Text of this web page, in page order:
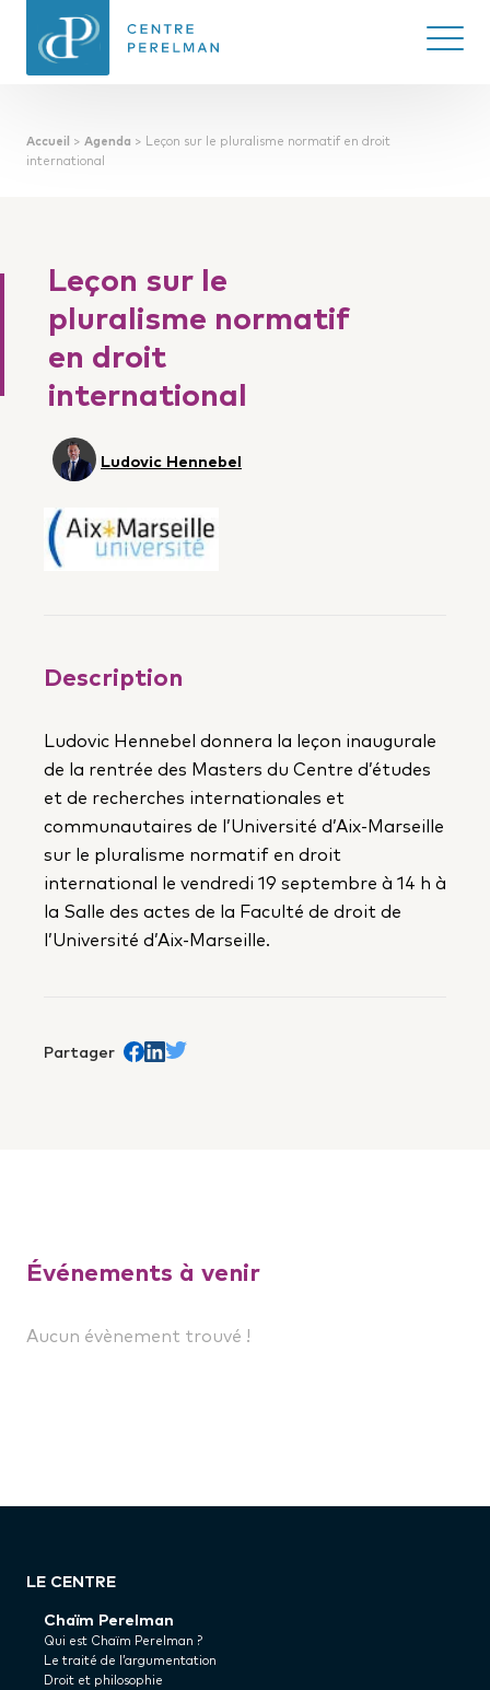
Ouvrir/
Accueil > Agenda > Leçon sur le pluralisme normatif en droit
international
Leçon sur le
pluralisme normatif
en droit
international
Ludovic Hennebel
Description
Ludovic Hennebel donnera la leçon inaugurale
de la rentrée des Masters du Centre d’études
et de recherches internationales et
communautaires de l’Université d’Aix-Marseille
sur le pluralisme normatif en droit
international le vendredi 19 septembre à 14 h à
la Salle des actes de la Faculté de droit de
l’Université d’Aix-Marseille.
Partager Partager sur Facebook
trans.Partager sur Linkedin
Partager sur Twitter
Événements à venir
Aucun évènement trouvé !
LE CENTRE
Chaïm Perelman
Qui est Chaïm Perelman ?
Le traité de l’argumentation
Droit et philosophie